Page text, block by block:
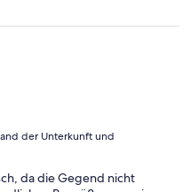
der Unterkunft und
da die Gegend nicht